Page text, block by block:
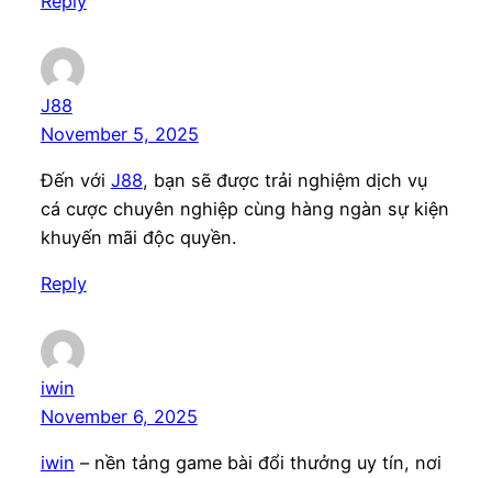
J88
November 5, 2025
Đến với J88, bạn sẽ được trải nghiệm dịch vụ
cá cược chuyên nghiệp cùng hàng ngàn sự kiện
khuyến mãi độc quyền.
Reply
iwin
November 6, 2025
iwin – nền tảng game bài đổi thưởng uy tín, nơi